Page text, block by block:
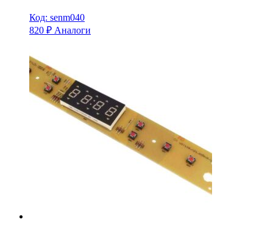
Код: senm040
820 ₽ Аналоги